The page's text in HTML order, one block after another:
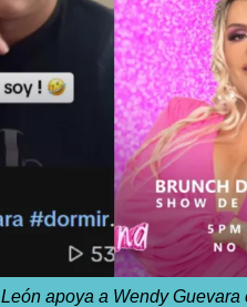
León apoya a Wendy